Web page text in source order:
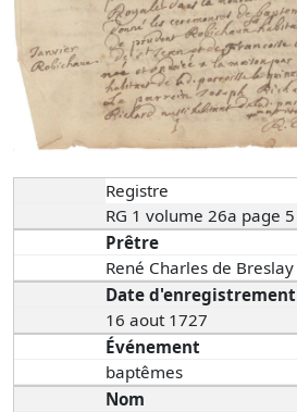
Registre
RG 1 volume 26a page 5
Prêtre
René Charles de Breslay
Date d'enregistrement
16 aout 1727
Événement
baptêmes
Nom